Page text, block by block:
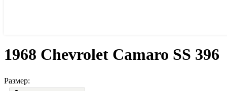
1968 Chevrolet Camaro SS 396
Размер: